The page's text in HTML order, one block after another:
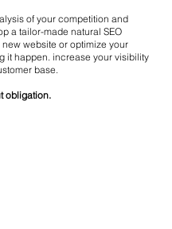
of your competition and
a tailor-made natural SEO
website or optimize your
it happen. increase your visibility
base.
obligation.